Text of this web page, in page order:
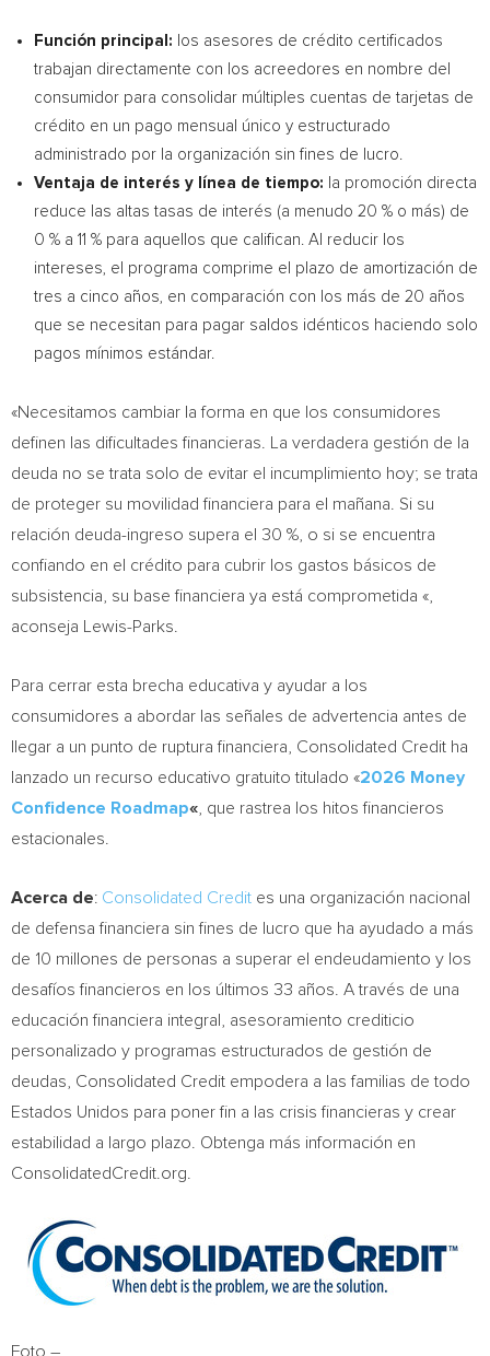
Función principal: los asesores de crédito certificados
trabajan directamente con los acreedores en nombre del
consumidor para consolidar múltiples cuentas de tarjetas de
crédito en un pago mensual único y estructurado
administrado por la organización sin fines de lucro.
Ventaja de interés y línea de tiempo: la promoción directa
reduce las altas tasas de interés (a menudo 20 % o más) de
0 % a 11 % para aquellos que califican. Al reducir los
intereses, el programa comprime el plazo de amortización de
tres a cinco años, en comparación con los más de 20 años
que se necesitan para pagar saldos idénticos haciendo solo
pagos mínimos estándar.
«Necesitamos cambiar la forma en que los consumidores
definen las dificultades financieras. La verdadera gestión de la
deuda no se trata solo de evitar el incumplimiento hoy; se trata
de proteger su movilidad financiera para el mañana. Si su
relación deuda-ingreso supera el 30 %, o si se encuentra
confiando en el crédito para cubrir los gastos básicos de
subsistencia, su base financiera ya está comprometida «,
aconseja Lewis-Parks.
Para cerrar esta brecha educativa y ayudar a los
consumidores a abordar las señales de advertencia antes de
llegar a un punto de ruptura financiera, Consolidated Credit ha
lanzado un recurso educativo gratuito titulado «2026 Money
Confidence Roadmap« , que rastrea los hitos financieros
estacionales.
Acerca de: Consolidated Credit es una organización nacional
de defensa financiera sin fines de lucro que ha ayudado a más
de 10 millones de personas a superar el endeudamiento y los
desafíos financieros en los últimos 33 años. A través de una
educación financiera integral, asesoramiento crediticio
personalizado y programas estructurados de gestión de
deudas, Consolidated Credit empodera a las familias de todo
Estados Unidos para poner fin a las crisis financieras y crear
estabilidad a largo plazo. Obtenga más información en
ConsolidatedCredit.org.
Foto –